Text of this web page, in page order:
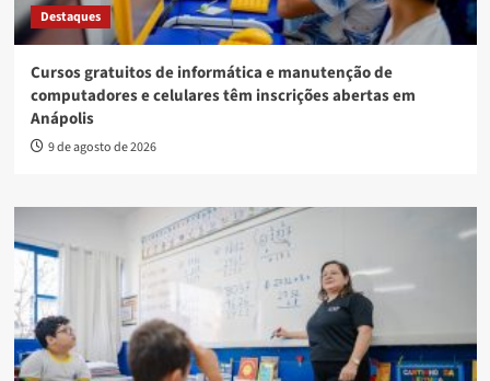
Destaques
Cursos gratuitos de informática e manutenção de
computadores e celulares têm inscrições abertas em
Anápolis
9 de agosto de 2026